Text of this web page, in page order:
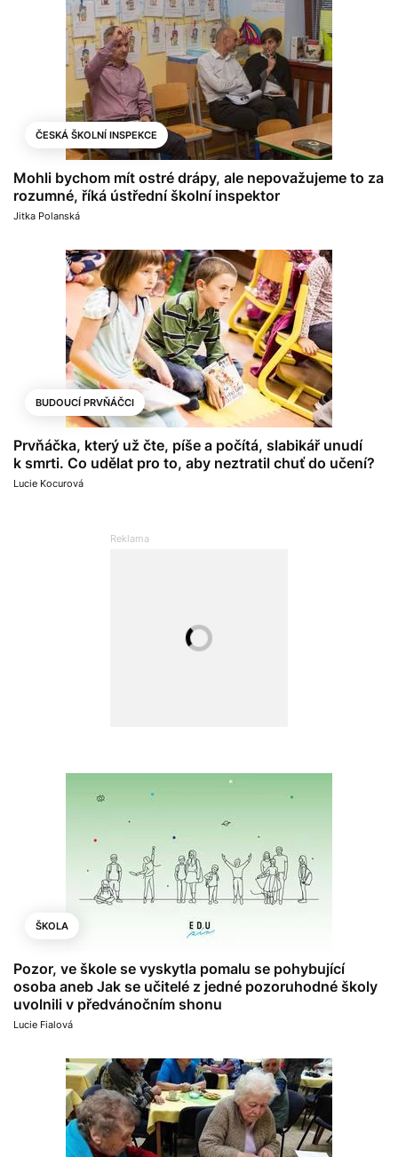
ČESKÁ ŠKOLNÍ INSPEKCE
Mohli bychom mít ostré drápy, ale nepovažujeme to za
rozumné, říká ústřední školní inspektor
Jitka Polanská
BUDOUCÍ PRVŇÁČCI
Prvňáčka, který už čte, píše a počítá, slabikář unudí
k smrti. Co udělat pro to, aby neztratil chuť do učení?
Lucie Kocurová
ŠKOLA
Pozor, ve škole se vyskytla pomalu se pohybující
osoba aneb Jak se učitelé z jedné pozoruhodné školy
uvolnili v předvánočním shonu
Lucie Fialová